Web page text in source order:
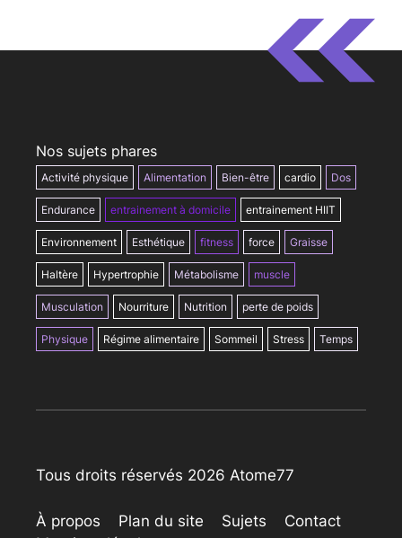
Nos sujets phares
Activité physique Alimentation Bien-être cardio Dos
Endurance entrainement à domicile entrainement HIIT
Environnement Esthétique fitness force Graisse
Haltère Hypertrophie Métabolisme muscle
Musculation Nourriture Nutrition perte de poids
Physique Régime alimentaire Sommeil Stress Temps
Tous droits réservés 2026 Atome77
À propos Plan du site Sujets
Contact